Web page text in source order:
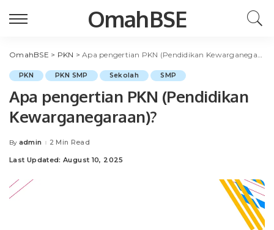
OmahBSE
OmahBSE > PKN >Apa pengertian PKN (Pendidikan Kewarganegaraan)?
PKN PKN SMP Sekolah SMP
Apa pengertian PKN (Pendidikan
Kewarganegaraan)?
Posted
By admin 2 Min Read
Last Updated: August 10, 2025